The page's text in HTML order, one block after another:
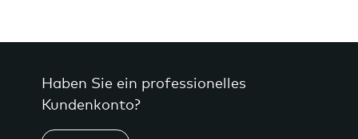
Haben Sie ein professionelles
Kundenkonto?